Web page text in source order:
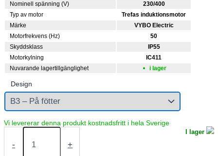
Nominell spänning (V)
230/400
Typ av motor
Trefas induktionsmotor
Märke
VYBO Electric
Motorfrekvens (Hz)
50
Skyddsklass
IP55
Motorkylning
IC411
Nuvarande lagertillgänglighet
i lager
Design
I lager
-
Elmotor
kW
+